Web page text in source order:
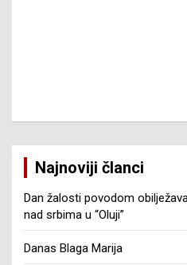
Najnoviji članci
Dan žalosti povodom
nad srbima u “Oluji”
Danas Blaga Marija